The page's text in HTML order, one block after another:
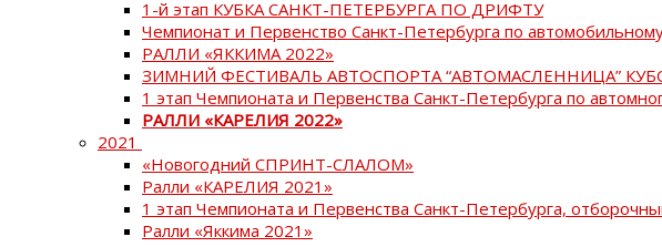
1-й этап КУБКА САНКТ-ПЕТЕРБУРГА ПО ДРИФТУ
Чемпионат и Первенство Санкт-Петербурга по
РАЛЛИ «ЯККИМА 2022»
ЗИМНИЙ ФЕСТИВАЛЬ АВТОСПОРТА “АВТОМАСЛЕННИЦА”
1 этап Чемпионата и Первенства Санкт-Петербурга по
РАЛЛИ «КАРЕЛИЯ 2022»
2021
«Новогодний СПРИНТ-СЛАЛОМ»
Ралли «КАРЕЛИЯ 2021»
1 этап Чемпионата и Первенства Санкт-Петербурга,
Ралли «Яккима 2021»